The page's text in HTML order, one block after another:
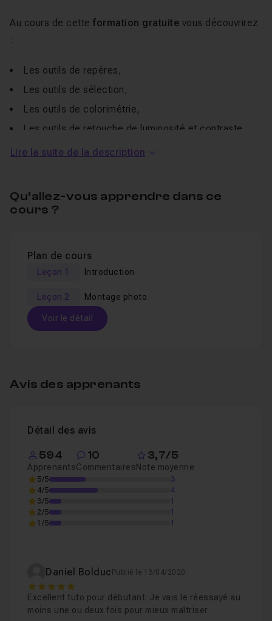
Au cours de cette formation gratuite vous découvrirez
:
Les outils de repères,
Les outils de sélection,
Les outils de colorimétrie,
Les outils de retouche de luminosité et contraste.
Je reste disponible enFAQet
Pour en apprendre plus, laformation sur les outils de
Noir et Blanc de Affinity Photo
Lire la suite de la description
Qu’allez-vous apprendre dans ce
cours ?
Plan de cours
Leçon 1 Introduction
Leçon 2 Montage photo
Voir le détail
Avis des apprenants
Détail des avis
594
Apprenants
10
Commentaires
3,7/5
Note moyenne
5/5
3
4/5
4
3/5
1
2/5
1
1/5
1
Daniel Bolduc Publié le 13/04/2020
5
Excellent tuto pour débutant. Je vais le réessayé au
moins une ou deux fois pour mieux maîtriser